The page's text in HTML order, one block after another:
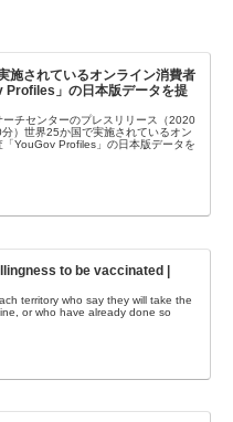
施されているオンライン消費者
Profiles」の日本版データを提
ーチセンターのプレスリリース（2020
）世界25か国で実施されているオン
「YouGov Profiles」の日本版データを
to be vaccinated |
territory who say they will take the
or who have already done so